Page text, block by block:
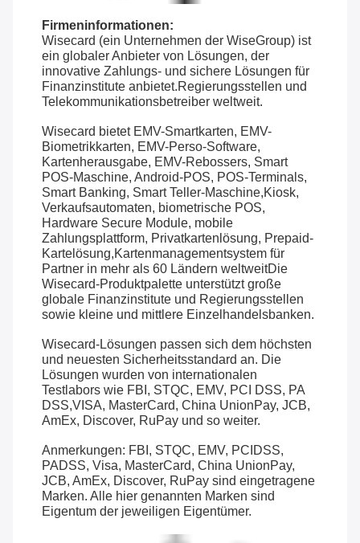
Firmeninformationen:
Wisecard (ein Unternehmen der WiseGroup) ist
ein globaler Anbieter von Lösungen, der
innovative Zahlungs- und sichere Lösungen für
Finanzinstitute anbietet.Regierungsstellen und
Telekommunikationsbetreiber weltweit.
Wisecard bietet EMV-Smartkarten, EMV-
Biometrikkarten, EMV-Perso-Software,
Kartenherausgabe, EMV-Rebossers, Smart
POS-Maschine, Android-POS, POS-Terminals,
Smart Banking, Smart Teller-Maschine,Kiosk,
Verkaufsautomaten, biometrische POS,
Hardware Secure Module, mobile
Zahlungsplattform, Privatkartenlösung, Prepaid-
Kartelösung,Kartenmanagementsystem für
Partner in mehr als 60 Ländern weltweitDie
Wisecard-Produktpalette unterstützt große
globale Finanzinstitute und Regierungsstellen
sowie kleine und mittlere Einzelhandelsbanken.
Wisecard-Lösungen passen sich dem höchsten
und neuesten Sicherheitsstandard an. Die
Lösungen wurden von internationalen
Testlabors wie FBI, STQC, EMV, PCI DSS, PA
DSS,VISA, MasterCard, China UnionPay, JCB,
AmEx, Discover, RuPay und so weiter.
Anmerkungen: FBI, STQC, EMV, PCIDSS,
PADSS, Visa, MasterCard, China UnionPay,
JCB, AmEx, Discover, RuPay sind eingetragene
Marken. Alle hier genannten Marken sind
Eigentum der jeweiligen Eigentümer.